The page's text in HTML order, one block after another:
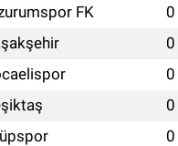
FK 0
0
0
0
0